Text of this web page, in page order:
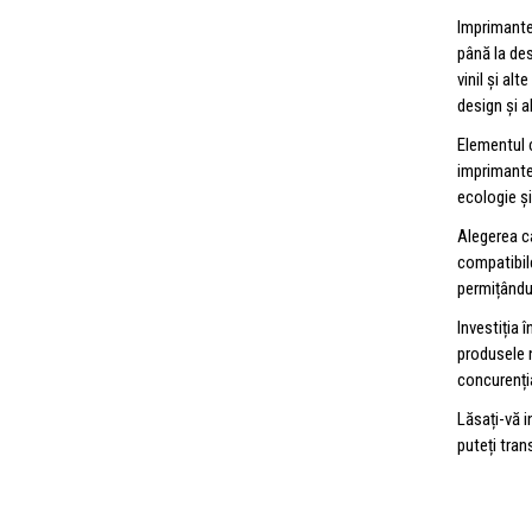
până la
vinil și
design și
Elementul
ecologie
Alegerea
Investiția
produsele
Lăsați-vă
puteți